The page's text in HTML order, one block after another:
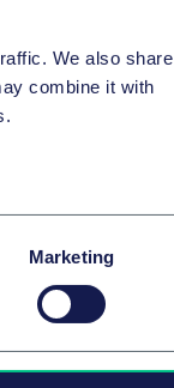
We also share
combine it with
Marketing
Ziele
und
2021
% der